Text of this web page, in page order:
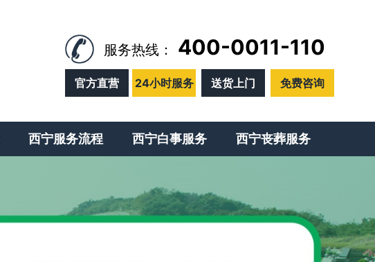
服务热线： 400-0011-110
官方直营 24小时服务 送货上门 免费咨询
西宁服务流程 西宁白事服务 西宁丧葬服务